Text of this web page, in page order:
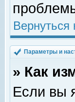
Вернуться
Параметры и
» Как
Если вы